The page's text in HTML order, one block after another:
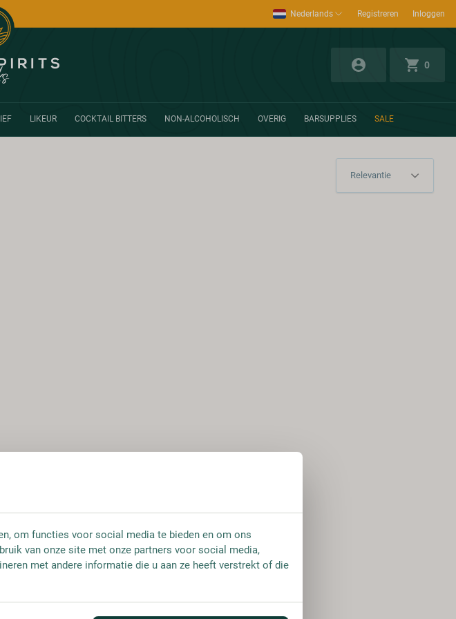
Nederlands Registreren Inloggen
0
LIKEUR COCKTAIL BITTERS NON-ALCOHOLISCH OVERIG BARSUPPLIES SALE
om functies voor social media te bieden en om ons
van onze site met onze partners voor social media,
met andere informatie die u aan ze heeft verstrekt of die